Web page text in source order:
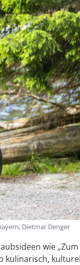
Dietmar Denger
wie
kulinarisch,